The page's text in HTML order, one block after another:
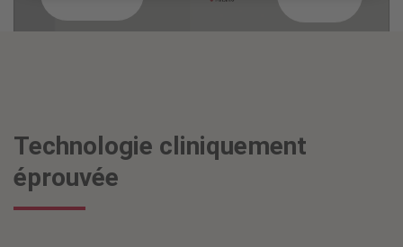
Technologie cliniquement
éprouvée